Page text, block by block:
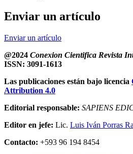
Enviar un artículo
Enviar un artículo
@2024 Conexion Cientifica Revista
ISSN: 3091-1613
Las publicaciones están bajo licencia
Attribution 4.0
Editorial responsable: SAPIENS
Editor en jefe: Lic. Luis Iván Porras
Contacto: +593 96 194 8454